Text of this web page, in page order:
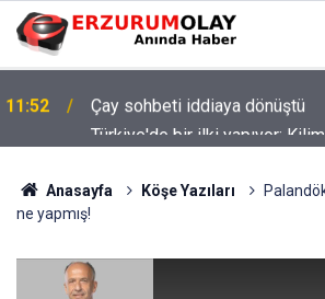
11:49
Türkiye'de bir ilki yapıyor: Kilim
Türk tarihini resmediyor
Anasayfa Köşe Yazıları
ne yapmış!